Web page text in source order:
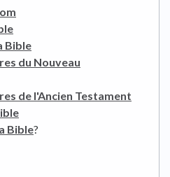
Bible
du Nouveau
de l'Ancien Testament
Bible?